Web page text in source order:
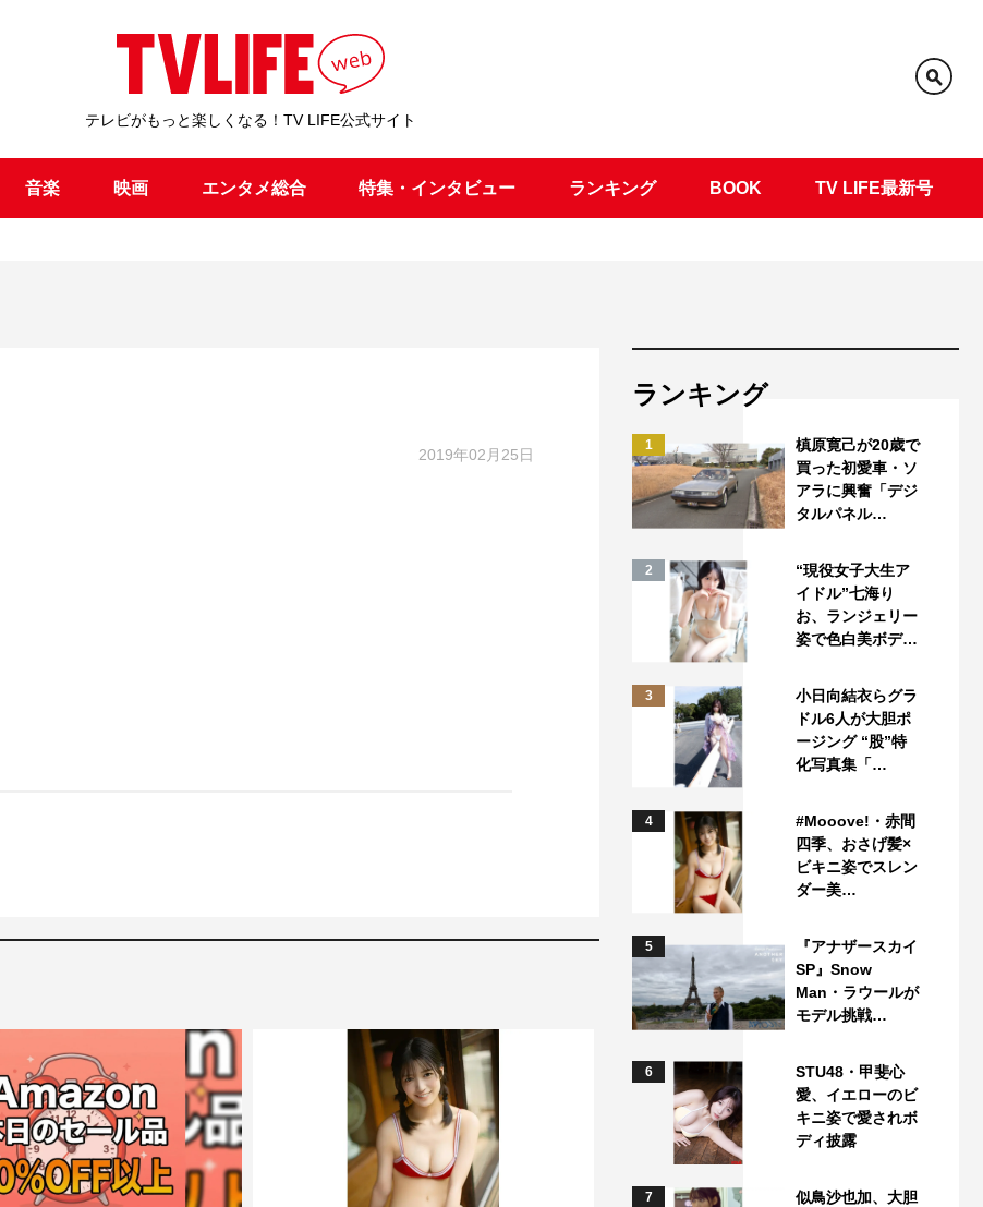
テレビがもっと楽しくなる！TV LIFE公式サイト
音楽 映画 エンタメ総合 特集・インタビュー ランキング BOOK TV LIFE最新号
2019年02月25日
ランキング
1
槙原寛己が20歳で
買った初愛車・ソ
アラに興奮「デジ
タルパネル…
2
“現役女子大生ア
イドル”七海り
お、ランジェリー
姿で色白美ボデ…
3
小日向結衣らグラ
ドル6人が大胆ポ
ージング “股”特
化写真集「…
4
#Mooove!・赤間
四季、おさげ髪×
ビキニ姿でスレン
ダー美…
5
『アナザースカイ
SP』Snow
Man・ラウールが
モデル挑戦…
6
STU48・甲斐心
愛、イエローのビ
キニ姿で愛されボ
ディ披露
7
似鳥沙也加、大胆